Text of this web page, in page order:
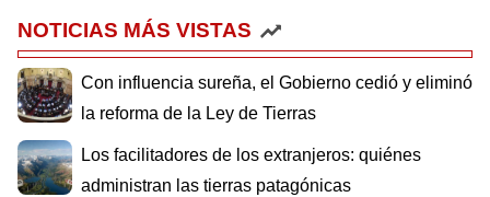
NOTICIAS MÁS VISTAS
Con influencia sureña, el Gobierno cedió y eliminó
la reforma de la Ley de Tierras
Los facilitadores de los extranjeros: quiénes
administran las tierras patagónicas